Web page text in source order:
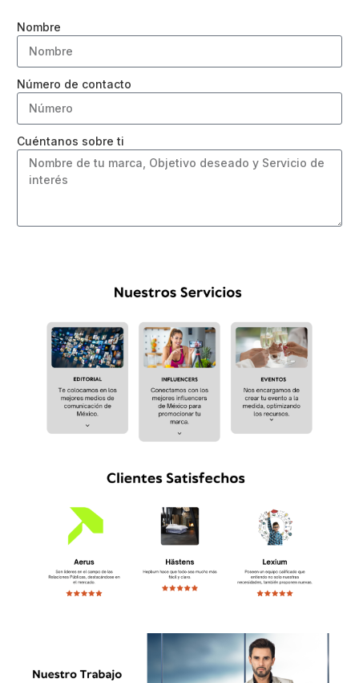
Nombre
Número de contacto
Cuéntanos sobre ti